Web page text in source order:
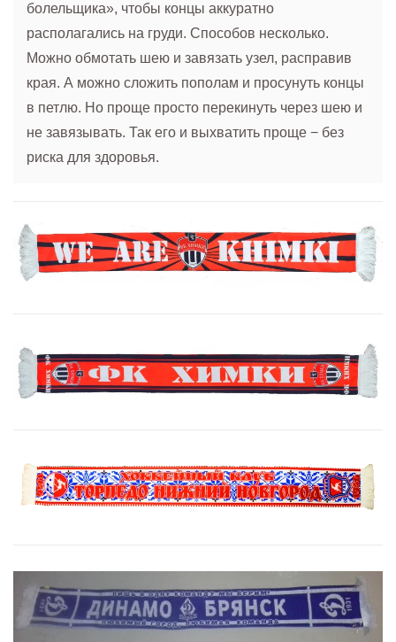
болельщика», чтобы концы аккуратно
располагались на груди. Способов несколько.
Можно обмотать шею и завязать узел, расправив
края. А можно сложить пополам и просунуть концы
в петлю. Но проще просто перекинуть через шею и
не завязывать. Так его и выхватить проще − без
риска для здоровья.